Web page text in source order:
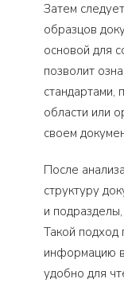
Затем
образцов
основой для
позволит
стандартами,
области или
своем
После
структуру
и
Такой подход
информацию
удобно для